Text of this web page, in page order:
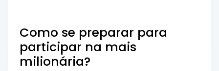
Como se preparar para
participar na mais
milionária?